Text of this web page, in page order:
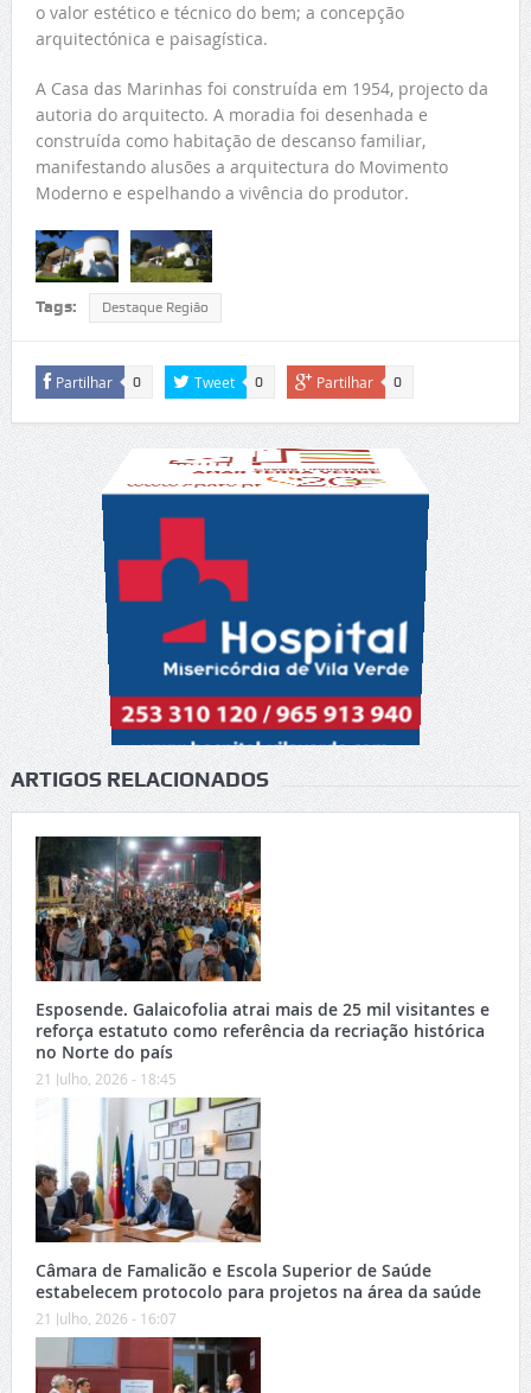
o valor estético e técnico do bem; a concepção
arquitectónica e paisagística.
A Casa das Marinhas foi construída em 1954, projecto da
autoria do arquitecto. A moradia foi desenhada e
construída como habitação de descanso familiar,
manifestando alusões a arquitectura do Movimento
Moderno e espelhando a vivência do produtor.
Tags: Destaque Região
Partilhar 0 Tweet 0 Partilhar 0
ARTIGOS RELACIONADOS
Esposende. Galaicofolia atrai mais de 25 mil visitantes e
reforça estatuto como referência da recriação histórica
no Norte do país
21 Julho, 2026 - 18:45
Câmara de Famalicão e Escola Superior de Saúde
estabelecem protocolo para projetos na área da saúde
21 Julho, 2026 - 16:07